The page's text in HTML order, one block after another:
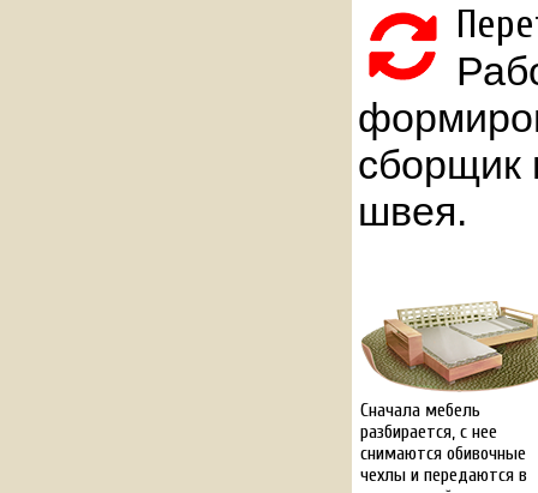
сборщик
швея.
Сначала мебель
разбирается, с нее
снимаются обивочные
чехлы и передаются в